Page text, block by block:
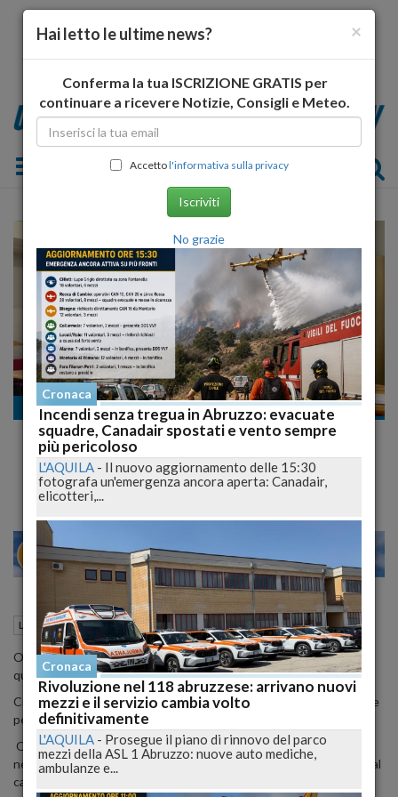
Toggle navigation
Lavoro
Reddito e Social Card, la Cgil presenta
rapporto sull'Abruzzo
MILANO 27
Lavoro L'Aquila (AQ) 24 Luglio 2023 20:52
Oltre 24mila percettori di reddito o pensione di cittadinanza; di
questi, 14.700 rimarranno senza il sostegno a partire dal 31 luglio.
Circa 31mila i cittadini che beneficeranno della Social card da usare
per l'acquisto di generi alimentari.
Questi i numeri per l'Abruzzo, analizzati dalla Cgil Abruzzo Molise,
nel rapporto regionale 'Reddito di Cittadinanza, formazione e social
card 2023'. Obiettivo del sindacato è quello di "avviare un
×
Hai letto le ultime news?
Conferma la tua ISCRIZIONE GRATIS per
continuare a ricevere Notizie, Consigli e Meteo.
Accettol'informativa sulla privacy
Iscriviti
No grazie
Cronaca
Incendi senza tregua in Abruzzo: evacuate
squadre, Canadair spostati e vento sempre
più pericoloso
L'AQUILA - Il nuovo aggiornamento delle 15:30
fotografa un'emergenza ancora aperta: Canadair,
elicotteri,...
Cronaca
Rivoluzione nel 118 abruzzese: arrivano nuovi
mezzi e il servizio cambia volto
definitivamente
L'AQUILA - Prosegue il piano di rinnovo del parco
mezzi della ASL 1 Abruzzo: nuove auto mediche,
ambulanze e...